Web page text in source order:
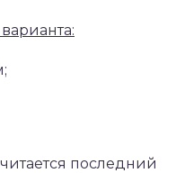
последний